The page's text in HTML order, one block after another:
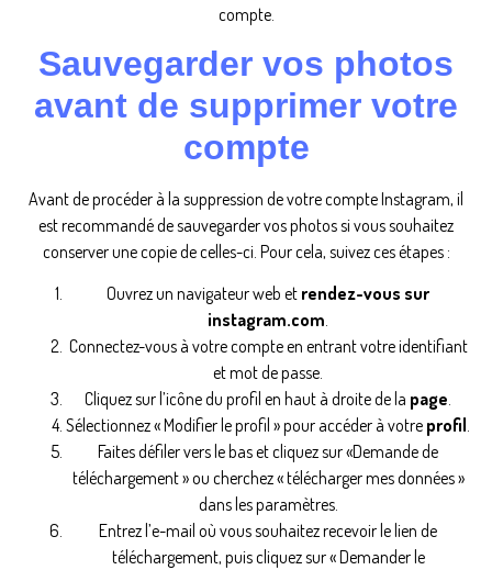
compte.
Sauvegarder vos photos
avant de supprimer votre
compte
Avant de procéder à la suppression de votre compte Instagram, il
est recommandé de sauvegarder vos photos si vous souhaitez
conserver une copie de celles-ci. Pour cela, suivez ces étapes :
Ouvrez un navigateur web et rendez-vous sur
instagram.com.
Connectez-vous à votre compte en entrant votre identifiant
et mot de passe.
Cliquez sur l’icône du profil en haut à droite de la page.
Sélectionnez « Modifier le profil » pour accéder à votre profil.
Faites défiler vers le bas et cliquez sur «Demande de
téléchargement » ou cherchez « télécharger mes données »
dans les paramètres.
Entrez l’e-mail où vous souhaitez recevoir le lien de
téléchargement, puis cliquez sur « Demander le